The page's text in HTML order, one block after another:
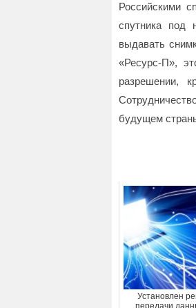
Российскими
спутника под
выдавать
«Ресурс-П»,
разрешении,
будущем
Установлен
передачи